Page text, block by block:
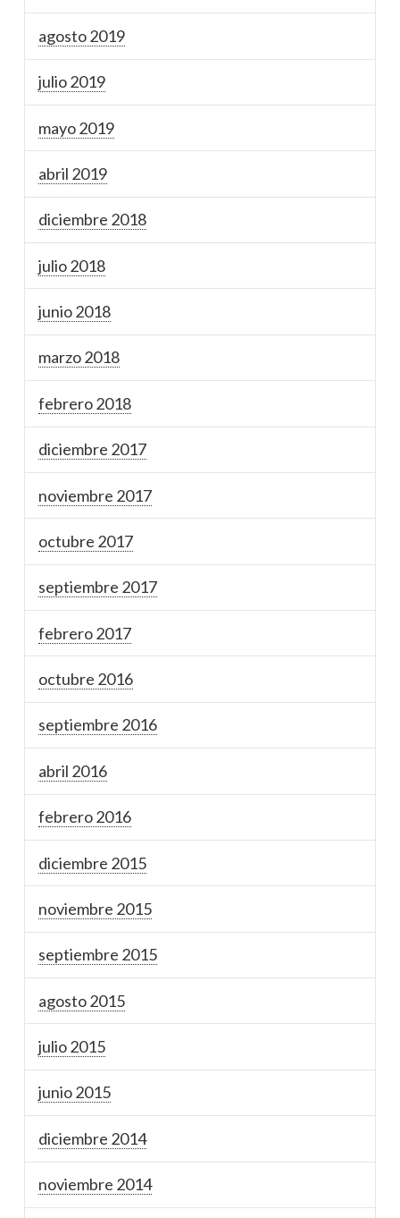
agosto 2019
julio 2019
mayo 2019
abril 2019
diciembre 2018
julio 2018
junio 2018
marzo 2018
febrero 2018
diciembre 2017
noviembre 2017
octubre 2017
septiembre 2017
febrero 2017
octubre 2016
septiembre 2016
abril 2016
febrero 2016
diciembre 2015
noviembre 2015
septiembre 2015
agosto 2015
julio 2015
junio 2015
diciembre 2014
noviembre 2014